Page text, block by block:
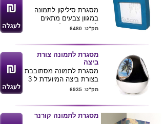
מגיע באריזת מתנה
מסגרת סיליקון לתמונה
במגוון צבעים מתאים
המוצר
מק"ט: 6480
מסגרת לתמונה צורת
ביצה
מסגרת לתמונה מסתובבת
בצורת ביצה המיועדת ל 3
תמונות
להכניס הינה 5.5X8
גובה 16 קוטר 10
מק"ט: 6935
מסגרת לתמונה קורנר